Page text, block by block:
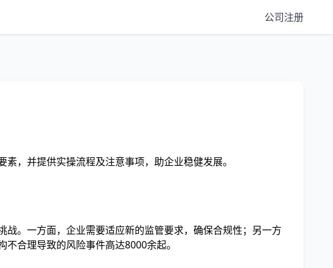
公司注册
，并提供实操流程及注意事项，助企业稳健发展。
。一方面，企业需要适应新的监管要求，确保合规性；另一方
合理导致的风险事件高达8000余起。